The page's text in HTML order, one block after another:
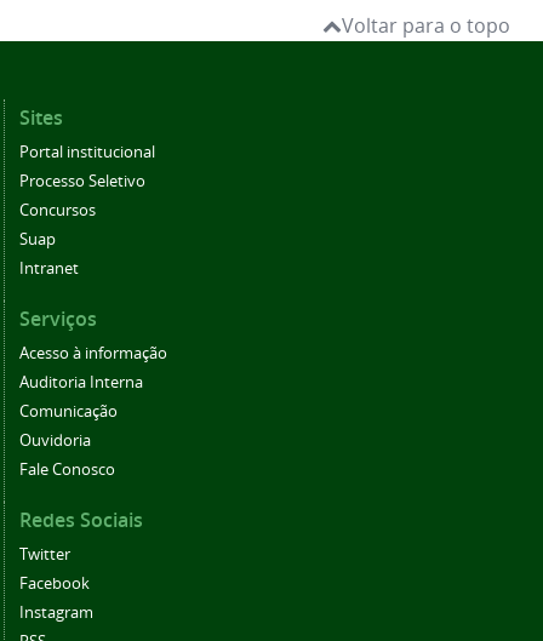
Voltar para o topo
Sites
Portal institucional
Processo Seletivo
Concursos
Suap
Intranet
Serviços
Acesso à informação
Auditoria Interna
Comunicação
Ouvidoria
Fale Conosco
Redes Sociais
Twitter
Facebook
Instagram